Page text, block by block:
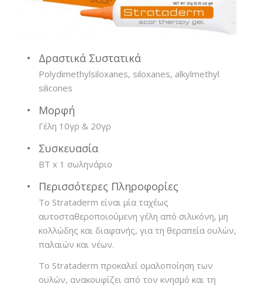
Δραστικά Συστατικά
Polydimethylsiloxanes, siloxanes, alkylmethyl
silicones
Μορφή
Γέλη 10γρ & 20γρ
Συσκευασία
BT x 1 σωληνάριο
Περισσότερες Πληροφορίες
Το Strataderm είναι μία ταχέως
αυτοσταθεροποιούμενη γέλη από σιλικόνη, μη
κολλώδης και διαφανής, για τη θεραπεία ουλών,
παλαιών και νέων.
Το Strataderm προκαλεί ομαλοποίηση των
ουλών, ανακουφίζει από τον κνησμό και τη